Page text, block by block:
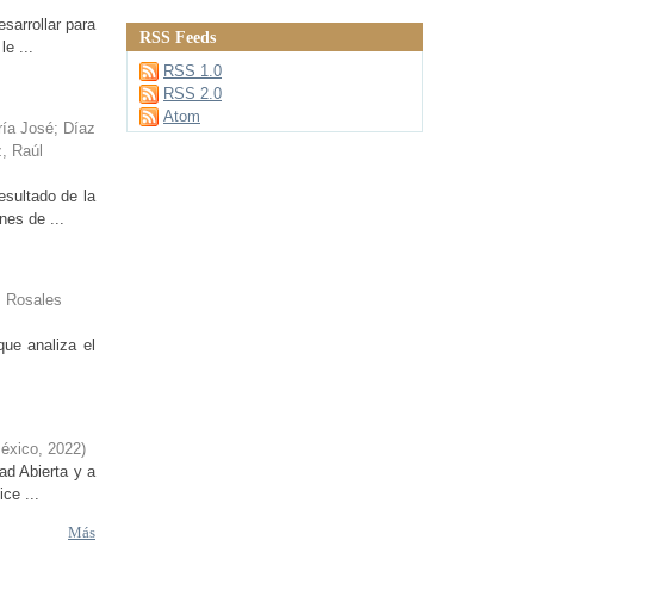
para
...
José; Díaz
Raúl
de la
de ...
Rosales
analiza el
, 2022)
Abierta y a
...
Más
RSS Feeds
RSS 1.0
RSS 2.0
Atom